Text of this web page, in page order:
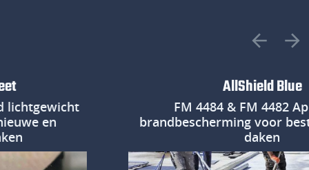
en
AllShield Blue
FM 4484 & FM 4482
brandbescherming voor
daken